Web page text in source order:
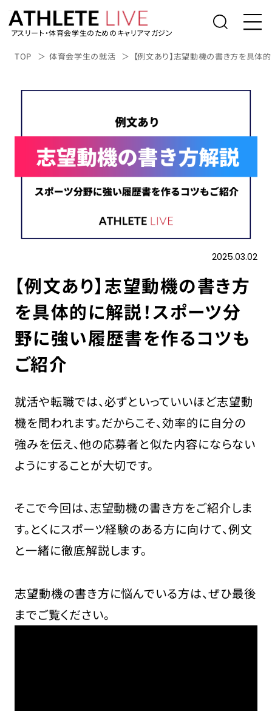
アスリート・体育会学生のためのキャリアマガジン
TOP 体育会学生の就活 【例文あり】志望動機の書き方を具体
2025.03.02
【例文あり】志望動機の書き方
を具体的に解説！スポーツ分
野に強い履歴書を作るコツも
ご紹介
就活や転職では、必ずといっていいほど志望動
機を問われます。だからこそ、効率的に自分の
強みを伝え、他の応募者と似た内容にならない
ようにすることが大切です。
そこで今回は、志望動機の書き方をご紹介しま
す。とくにスポーツ経験のある方に向けて、例文
と一緒に徹底解説します。
志望動機の書き方に悩んでいる方は、ぜひ最後
までご覧ください。
トップ
社会人アスリートの転職
桑田真澄の「人生の勝利投手になるため
に」
アスリートライブについて
表彰台の降り方。
採用担当の方はこちら
お問い合わせ
プライバシーポリシー